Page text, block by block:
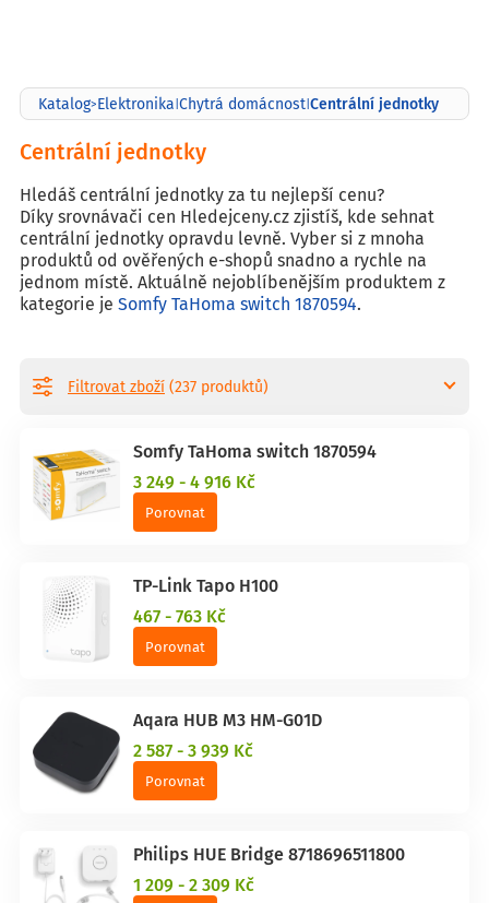
Katalog>Elektronika|Chytrá domácnost|Centrální jednotky
Centrální jednotky
Hledáš centrální jednotky za tu nejlepší cenu?
Díky srovnávači cen Hledejceny.cz zjistíš, kde sehnat
centrální jednotky opravdu levně. Vyber si z mnoha
produktů od ověřených e-shopů snadno a rychle na
jednom místě. Aktuálně nejoblíbenějším produktem z
kategorie je Somfy TaHoma switch 1870594.
Somfy TaHoma switch 1870594
3 249 - 4 916 Kč
Porovnat
TP-Link Tapo H100
467 - 763 Kč
Porovnat
Aqara HUB M3 HM-G01D
2 587 - 3 939 Kč
Porovnat
Philips HUE Bridge 8718696511800
1 209 - 2 309 Kč
Filtrovat zboží (237 produktů)